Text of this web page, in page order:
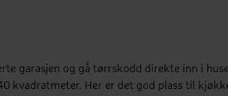
garasjen og gå tørrskodd direkte inn i
kvadratmeter. Her er det god plass til